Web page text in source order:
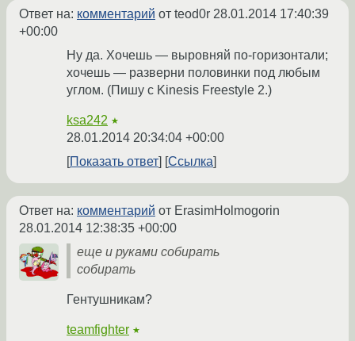
Ответ на: комментарий от teod0r 28.01.2014 17:40:39
+00:00
Ну да. Хочешь — выровняй по-горизонтали;
хочешь — разверни половинки под любым
углом. (Пишу с Kinesis Freestyle 2.)
ksa242 ★
28.01.2014 20:34:04 +00:00
Показать ответ
Ссылка
Ответ на: комментарий от ErasimHolmogorin
28.01.2014 12:38:35 +00:00
еще и руками собирать
собирать
Гентушникам?
teamfighter ★